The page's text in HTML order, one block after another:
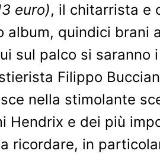
euro), il chitarrista e
album, quindici brani
sul palco si
Filippo
nella stimolante
Hendrix e dei più
ricordare, in